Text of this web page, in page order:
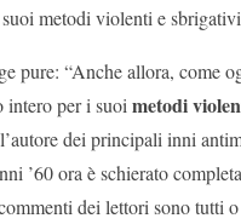
metodi violenti e
pure: “Anche allora, come
intero per i suoi metodi
dei principali inni
’60 ora è schierato
dei lettori sono tutti o